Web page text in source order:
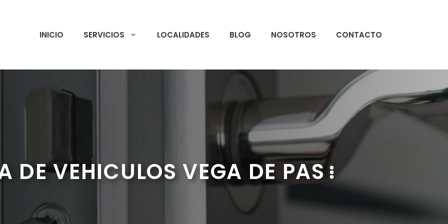
INICIO SERVICIOS LOCALIDADES BLOG NOSOTROS CONTACTO
DE VEHICULOS VEGA DE PAS